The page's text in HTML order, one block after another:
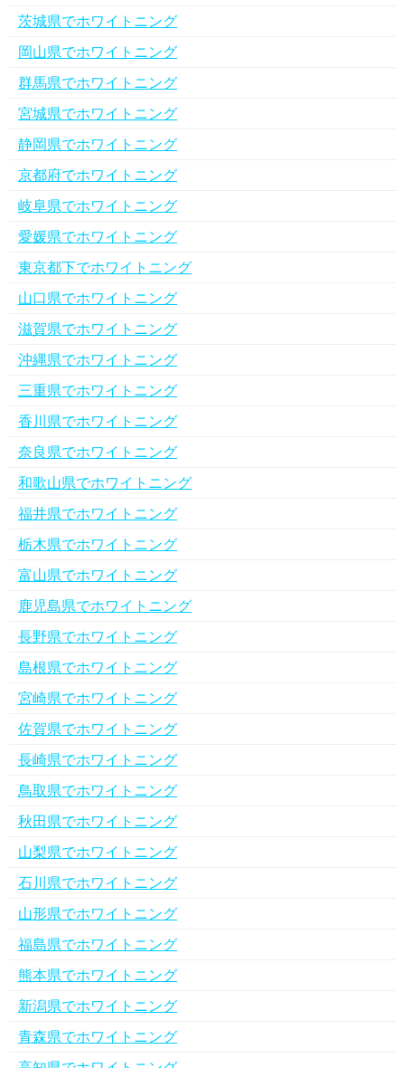
茨城県でホワイトニング
岡山県でホワイトニング
群馬県でホワイトニング
宮城県でホワイトニング
静岡県でホワイトニング
京都府でホワイトニング
岐阜県でホワイトニング
愛媛県でホワイトニング
東京都下でホワイトニング
山口県でホワイトニング
滋賀県でホワイトニング
沖縄県でホワイトニング
三重県でホワイトニング
香川県でホワイトニング
奈良県でホワイトニング
和歌山県でホワイトニング
福井県でホワイトニング
栃木県でホワイトニング
富山県でホワイトニング
鹿児島県でホワイトニング
長野県でホワイトニング
島根県でホワイトニング
宮崎県でホワイトニング
佐賀県でホワイトニング
長崎県でホワイトニング
鳥取県でホワイトニング
秋田県でホワイトニング
山梨県でホワイトニング
石川県でホワイトニング
山形県でホワイトニング
福島県でホワイトニング
熊本県でホワイトニング
新潟県でホワイトニング
青森県でホワイトニング